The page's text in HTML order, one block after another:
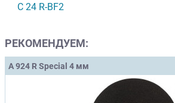
C 24 R-BF2
РЕКОМЕНДУЕМ:
A 924 R Special 4 мм